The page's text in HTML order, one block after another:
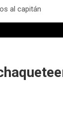
al capitán